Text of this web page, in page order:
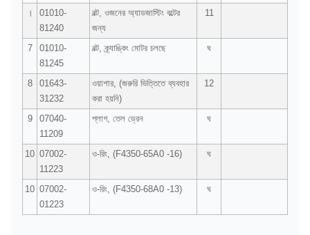
।
01010-
81240
বল্ট, ওজনের অ্যাডজাস্টিং বল্টের
জন্য
11
7
01010-
81245
বল্ট, ক্র্যাঙ্কিং মোটর চলছে ঘ
8
01643-
31232
ওয়াশার, (জরুরি ভিত্তিতে ব্যবহার
করা হয়নি)
12
9
07040-
11209
প্লাগ, তেল ড্রেন ঘ
10 07002-
11223
ও-রিং, (F4350-65A0 -16) ঘ
10 07002-
01223
ও-রিং, (F4350-68A0 -13) ঘ